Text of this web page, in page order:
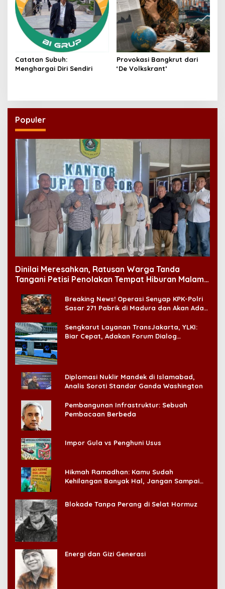
Catatan Subuh:
Menghargai Diri Sendiri
Provokasi Bangkrut dari
‘De Volkskrant’
Populer
Dinilai Meresahkan, Ratusan Warga Tanda
Tangani Petisi Penolakan Tempat Hiburan Malam
Breaking News! Operasi Senyap KPK-Polri
Sasar 271 Pabrik di Madura dan Akan Ada
Sengkarut Layanan TransJakarta, YLKI:
Biar Cepat, Adakan Forum Dialog
Diplomasi Nuklir Mandek di Islamabad,
Analis Soroti Standar Ganda Washington
Pembangunan Infrastruktur: Sebuah
Pembacaan Berbeda
Impor Gula vs Penghuni Usus
Hikmah Ramadhan: Kamu Sudah
Kehilangan Banyak Hal, Jangan Sampai
Blokade Tanpa Perang di Selat Hormuz
Energi dan Gizi Generasi